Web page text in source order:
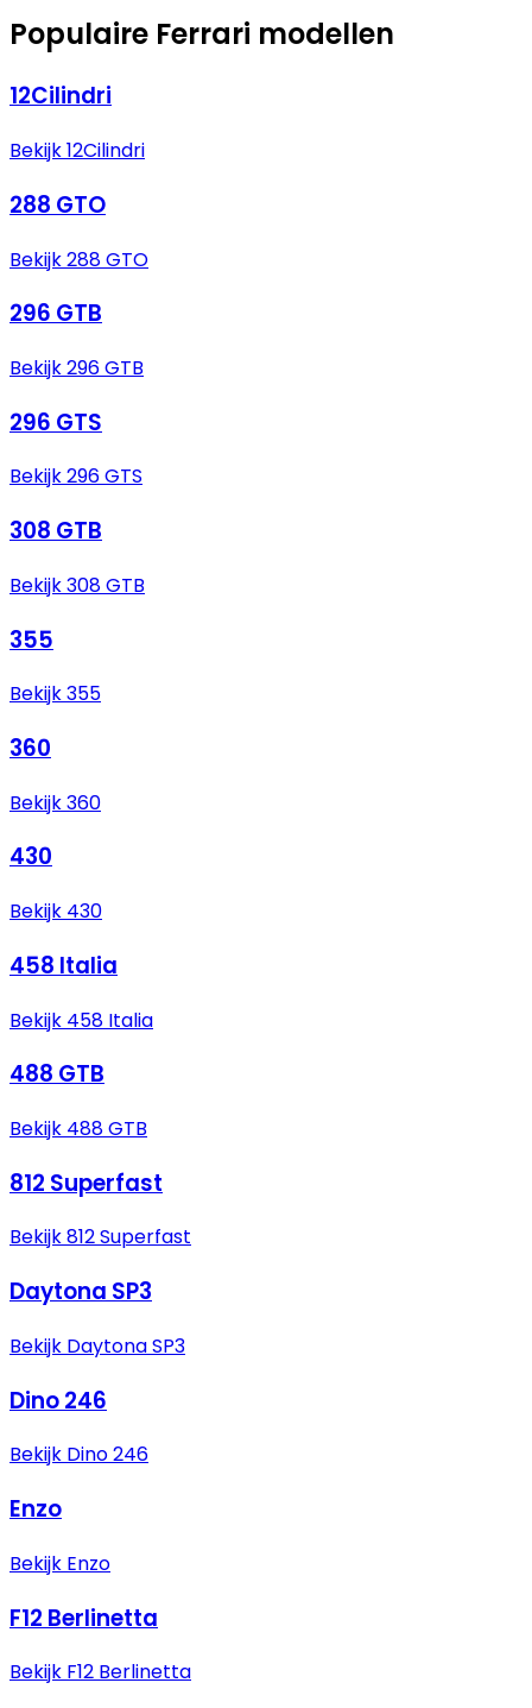
Populaire Ferrari modellen
12Cilindri
Bekijk 12Cilindri
288 GTO
Bekijk 288 GTO
296 GTB
Bekijk 296 GTB
296 GTS
Bekijk 296 GTS
308 GTB
Bekijk 308 GTB
355
Bekijk 355
360
Bekijk 360
430
Bekijk 430
458 Italia
Bekijk 458 Italia
488 GTB
Bekijk 488 GTB
812 Superfast
Bekijk 812 Superfast
Daytona SP3
Bekijk Daytona SP3
Dino 246
Bekijk Dino 246
Enzo
Bekijk Enzo
F12 Berlinetta
Bekijk F12 Berlinetta